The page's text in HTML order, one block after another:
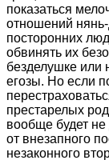
показаться
отношений
посторонних
обвинять их
безделушке или
егозы. Но если
престарелых
вообще будет не
от внезапного
незаконного